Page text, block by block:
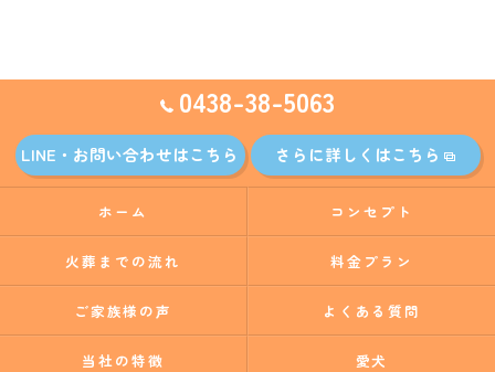
0438-38-5063
LINE・お問い合わせはこちら さらに詳しくはこちら
ホーム コンセプト
火葬までの流れ 料金プラン
ご家族様の声 よくある質問
当社の特徴 愛犬